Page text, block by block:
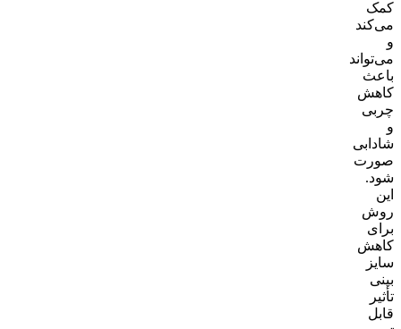
کمک
می‌کند
و
می‌تواند
باعث
کاهش
چربی
و
شادابی
صورت
شود.
این
روش
برای
کاهش
سایز
بینی
تأثیر
قابل